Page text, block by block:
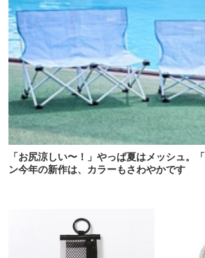
「お尻涼しい〜！」やっぱ夏はメッシュ。
ン今年の新作は、カラーもさわやかです